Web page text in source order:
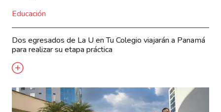
Educación
Dos egresados de La U en Tu Colegio viajarán a Panamá
para realizar su etapa práctica